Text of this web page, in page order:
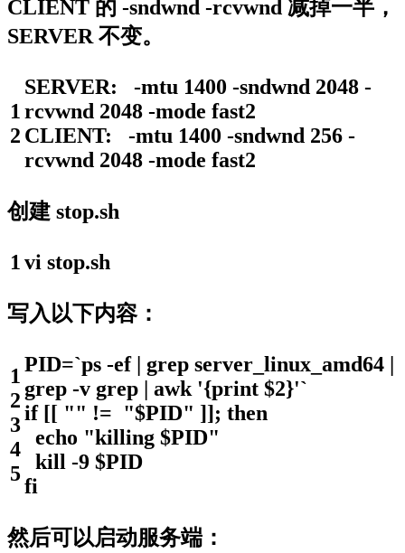
CLIENT 的 -sndwnd -rcvwnd 减掉一半，
SERVER 不变。
1
2
SERVER: -mtu 1400 -sndwnd 2048 -
rcvwnd 2048 -mode fast2
CLIENT: -mtu 1400 -sndwnd 256 -
rcvwnd 2048 -mode fast2
创建 stop.sh
1 vi stop.sh
写入以下内容：
1
2
3
4
5
PID=`ps -ef | grep server_linux_amd64 |
grep -v grep | awk '{print $2}'`
if [[ "" != "$PID" ]]; then
echo "killing $PID"
kill -9 $PID
fi
然后可以启动服务端：